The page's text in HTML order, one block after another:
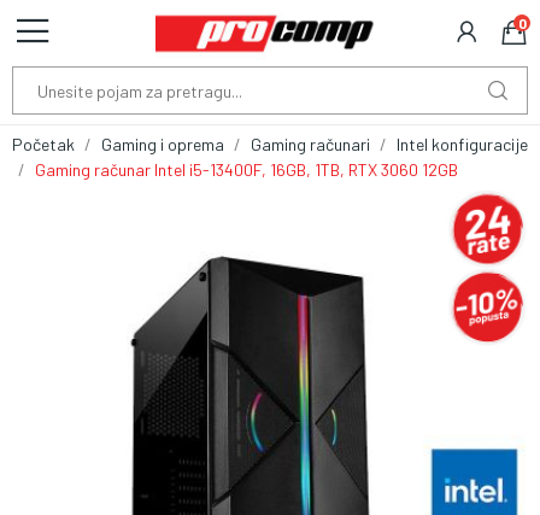
0
Početak Gaming i oprema Gaming računari
Intel konfiguracije
Gaming računar Intel i5-13400F, 16GB, 1TB, RTX 3060 12GB